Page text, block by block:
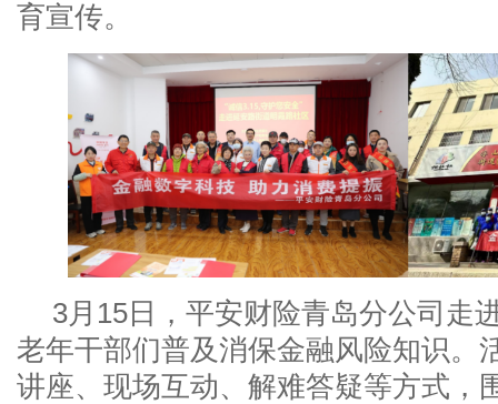
育宣传。
3月15日，平安财险青岛分公司走
老年干部们普及消保金融风险知识。
讲座、现场互动、解难答疑等方式，